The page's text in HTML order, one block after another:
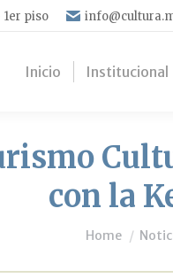
1er piso
Inicio Institucional
con la
You are
Home